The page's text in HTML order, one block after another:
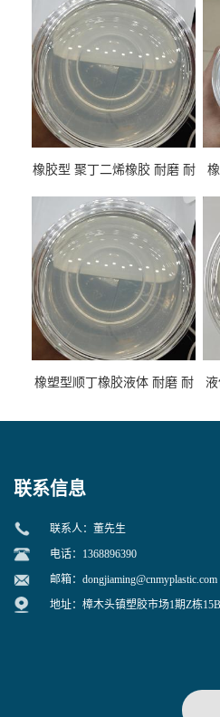
橡胶型 聚丁二烯橡胶 耐磨 耐
性
橡塑型顺丁橡胶液体 耐磨 耐
联系信息
联系人：董先生
电话：1368896390
邮箱： dongjiaming@cnmyplastic.com
地址：樟木头镇塑胶市场1期Z栋15B